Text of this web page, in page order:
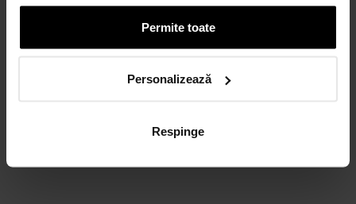
Permite toate
Personalizează
Respinge
Obține un card